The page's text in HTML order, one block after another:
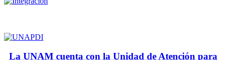
La UNAM cuenta con la Unidad de Atención para